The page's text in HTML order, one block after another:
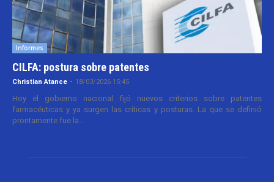
Informes
CILFA: postura sobre patentes
Christian Atance - 18/03/2026 15:45
Hoy el gobierno nacional fijó nuevos criterios sobre patentes
farmacéuticas y ya surgen las críticas y posturas. La que se definió
prontamente fue la...